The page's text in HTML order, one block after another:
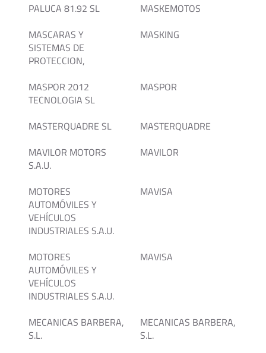
PALUCA 81.92 SL
MASKEMOTOS
MASCARAS Y
SISTEMAS DE
PROTECCION,
MASKING
MASPOR 2012
TECNOLOGIA SL
MASPOR
MASTERQUADRE SL
MASTERQUADRE
MAVILOR MOTORS
S.A.U.
MAVILOR
MOTORES
AUTOMÓVILES Y
VEHÍCULOS
INDUSTRIALES S.A.U.
MAVISA
MOTORES
AUTOMÓVILES Y
VEHÍCULOS
INDUSTRIALES S.A.U.
MAVISA
MECANICAS BARBERA,
S.L.
MECANICAS BARBERA,
S.L.